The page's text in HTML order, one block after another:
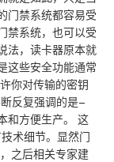
门禁系统都容易受
禁系统，也可以受
法，读卡器原本就
这些安全功能通常
你对传输的密钥
反复强调的是–
和方便生产。 这
术细节。显然门
之后相关专家建